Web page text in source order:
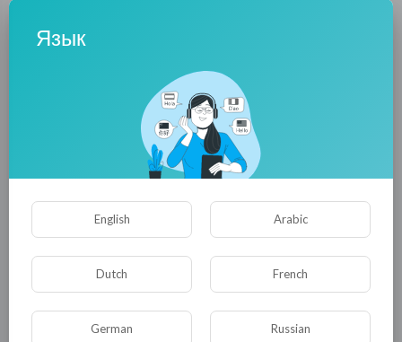
Комментариев нет
Язык
English Arabic
Dutch French
German Russian